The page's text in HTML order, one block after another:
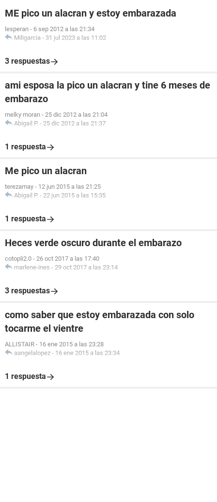
ME pico un alacran y estoy embarazada
lesperan - 6 sep 2012 a las 21:34
Miligarcia - 31 jul 2023 a las 11:02
3 respuestas
ami esposa la pico un alacran y tine 6 meses de
embarazo
melky moran - 25 dic 2012 a las 21:04
Abigail P. - 25 dic 2012 a las 21:37
1 respuesta
Me pico un alacran
terezamay - 12 jun 2015 a las 21:25
Abigail P. - 22 jun 2015 a las 15:35
1 respuesta
Heces verde oscuro durante el embarazo
cotopli2.0 - 26 oct 2017 a las 17:40
marlene-ines - 29 oct 2017 a las 23:14
3 respuestas
como saber que estoy embarazada con solo
tocarme el vientre
ALLISTAIR - 16 ene 2015 a las 23:28
aangelalopez - 16 ene 2015 a las 23:34
1 respuesta